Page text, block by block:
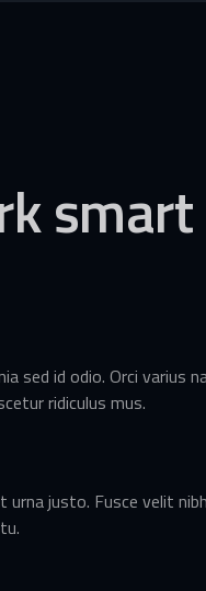
smart
sed id odio. Orci varius
ridiculus mus.
urna justo. Fusce velit